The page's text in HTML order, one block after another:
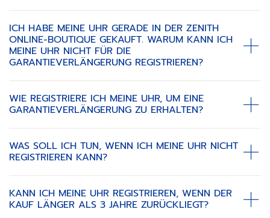
ICH HABE MEINE UHR GERADE IN DER ZENITH
ONLINE-BOUTIQUE GEKAUFT. WARUM KANN ICH
MEINE UHR NICHT FÜR DIE
GARANTIEVERLÄNGERUNG REGISTRIEREN?
WIE REGISTRIERE ICH MEINE UHR, UM EINE
GARANTIEVERLÄNGERUNG ZU ERHALTEN?
WAS SOLL ICH TUN, WENN ICH MEINE UHR NICHT
REGISTRIEREN KANN?
KANN ICH MEINE UHR REGISTRIEREN, WENN DER
KAUF LÄNGER ALS 3 JAHRE ZURÜCKLIEGT?